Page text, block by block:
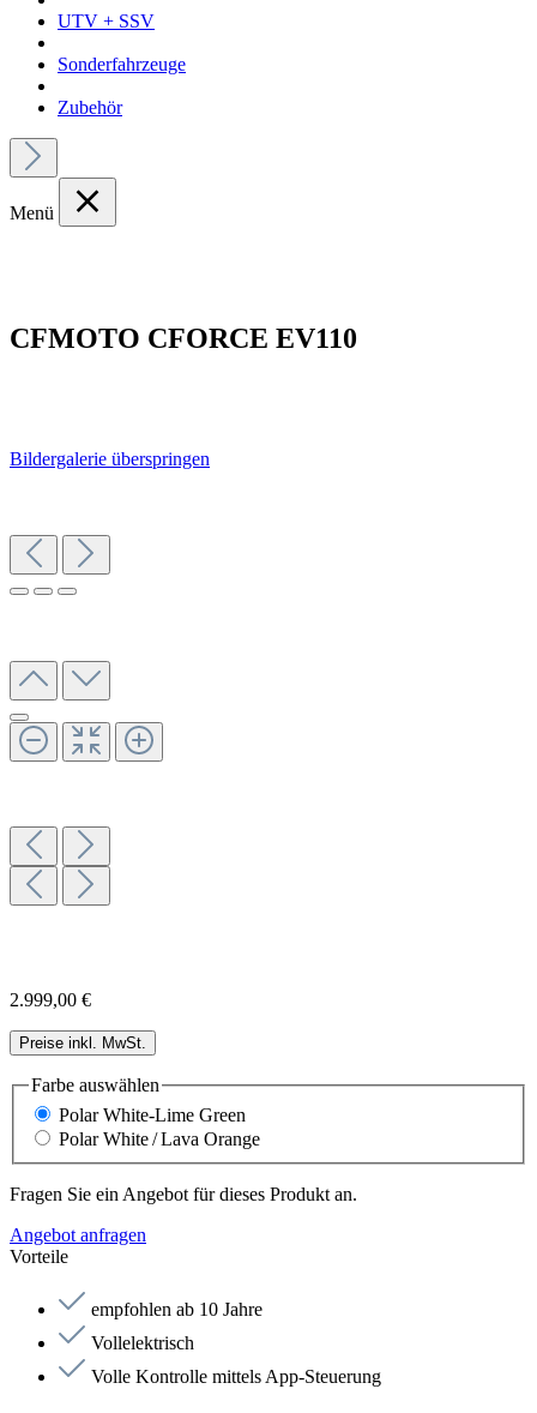
UTV + SSV
Sonderfahrzeuge
Zubehör
Menü
CFMOTO CFORCE EV110
Bildergalerie überspringen
2.999,00 €
Preise inkl. MwSt.
Farbe auswählen
Polar White-Lime Green
Polar White / Lava Orange
Fragen Sie ein Angebot für dieses Produkt an.
Angebot anfragen
Vorteile
empfohlen ab 10 Jahre
Vollelektrisch
Volle Kontrolle mittels App-Steuerung